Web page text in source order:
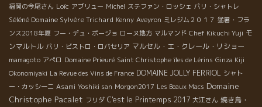
福岡の今尾さん Loïc アブリュー Michel ステファン・ロッシェ パリ・シャトレ
Séléné Domaine Sylvère Trichard Kenny Aveyron ミレジム２０１７ 猛暑・フラ
ンス2018年夏 フー・デュ・ボージョ ローヌ地方 マルマンド Chef Kikuchi Yuji モ
ンマルトル パリ・ビストロ・ロバセリア マルセル・エ・クレール・リショー
mamagoto アぺロ Domaine Prieuré Saint Christophe îles de Lérins Ginza Kiji
Okonomiyaki La Revue des Vins de France DOMAINE JOLLY FERRIOL シャト
ー・カッシーニ Asami Yoshiki san Morgon2017 Les Beaux Macs Domaine
Christophe Pacalet フリダ C'est le Printemps 2017 大江さん 焼き鳥・